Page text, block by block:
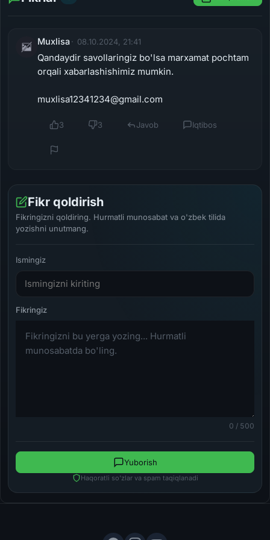
Muxlisa 08.10.2024, 21:41
Qandaydir savollaringiz bo'lsa marxamat pochtam
orqali xabarlashishimiz mumkin.
muxlisa12341234@gmail.com
3 3 Javob Iqtibos
Fikr qoldirish
Fikringizni qoldiring. Hurmatli munosabat va o'zbek tilida
yozishni unutmang.
Ismingiz
0 / 500
Haqoratli so'zlar va spam taqiqlanadi
Yuborish